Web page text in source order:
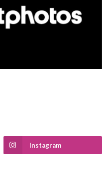
Instagram